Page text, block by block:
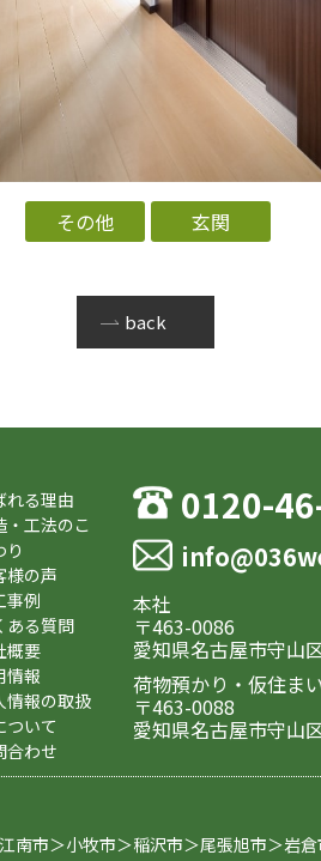
その他 玄関
back
れる理由
・工法のこ
り
様の声
事例
ある質問
概要
情報
情報の取扱
ついて
合わせ
0120-
本社
〒463-0086
愛知県名古屋市守山
荷物預かり・仮住ま
〒463-0088
愛知県名古屋市守山
南市＞小牧市＞稲沢市＞尾張旭市＞岩